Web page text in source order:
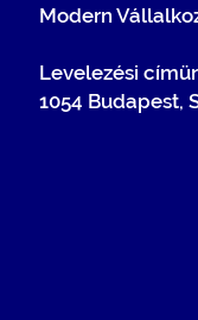
Modern
Levelezési
1054 Budapest,